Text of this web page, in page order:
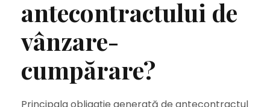
antecontractului de
vânzare-
cumpărare?
Principala obligație generată de antecontractul